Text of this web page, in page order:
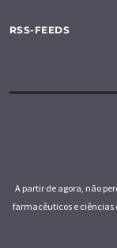
RSS-FEEDS
A partir de agora, não
farmacêuticos e